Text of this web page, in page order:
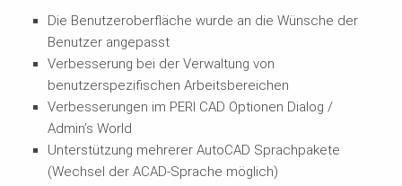
Die Benutzeroberfläche wurde an die Wünsche der
Benutzer angepasst
Verbesserung bei der Verwaltung von
benutzerspezifischen Arbeitsbereichen
Verbesserungen im PERI CAD Optionen Dialog /
Admin’s World
Unterstützung mehrerer AutoCAD Sprachpakete
(Wechsel der ACAD-Sprache möglich)